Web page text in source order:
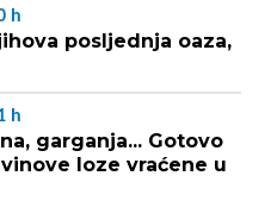
h
posljednja oaza,
h
garganja... Gotovo
loze vraćene u